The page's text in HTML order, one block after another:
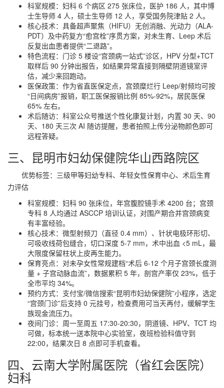
科室规模：妇科 6 个病区 275 张床位，医护 186 人，其中博
士生导师 4 人，硕士生导师 12 人，享受国务院津贴 2 人。
核心技术：具备超声聚焦（HIFU）无创消融、光动力（ALA-
PDT）及中药复方“愈宫栓”序贯方案，对未生育、Leep 术后
反复出血患者提供“二退路”。
特色流程：门诊 5 楼设“宫颈病一站式”诊区，HPV 分型+TCT
取样后 90 分钟出报告，如结果异常直接到隔壁阴道镜室评
估，减少来回跑动。
医保政策：作为省直医保定点，宫颈糜烂行 Leep/射频均可按
“日间病房”报销，职工医保报销比例 85%-92%，居民医保
65% 左右。
术后随访：科室公众号推送个性化康复计划，内置 30 天、90
天、180 天三次 AI 随访提醒，患者拍照上传分泌物颜色即可
远程答疑。
三、昆明市妇幼保健院华山西路院区
优势标签：三级甲等妇幼专科、年轻女性保育中心、术后生育
力评估
科室规模：妇科 90 张床位，年宫腹腔镜手术 4200 台；宫颈
专科 8 人均通过 ASCCP 培训认证，对围产期合并宫颈病变
有丰富经验。
核心技术：微型射频刀（直径 0.4 mm）、针状电极环形切、
可吸收线荷包缝合，切口深度 5-7 mm，术中出血 <5 mL，最
大限度保留柱状上皮再生能力。
保育亮点：对未孕女性常规建档“术后 6-12 个月子宫颈长度测
量 + 子宫动脉血流”，数据累积 5 年，剖宫产率仅 23%，低于
全市平均 34%。
预约方式：支付宝/微信搜索“昆明市妇幼保健院”小程序，选定
“宫颈门诊”后支持 0 元挂号，检查费用可当天再付，缓解学生
族现金流压力。
夜间门诊：周一至周五 17:30-20:30，阴道镜、HPV、TCT 均
可做，标本统一送本院中心实验室，夜班检验科值守到
22:00，结果次日 8 点即可手机查看。
四、云南大学附属医院（省红会医院）
妇科